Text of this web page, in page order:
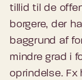
tillid til de
borgere, der
baggrund af
mindre grad i
oprindelse.